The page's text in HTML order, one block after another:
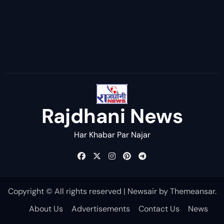
Rajdhani News
Har Khabar Par Najar
Copyright © All rights reserved | NewsairbyThemeansar.
About Us
Advertisements Contact Us News